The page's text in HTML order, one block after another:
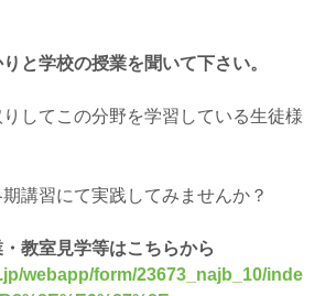
と学校の授業を聞いて下さい。
してこの分野を学習している生徒様
講習にて実践してみませんか？
教室見学等はこちらから
webapp/form/23673_najb_10/inde